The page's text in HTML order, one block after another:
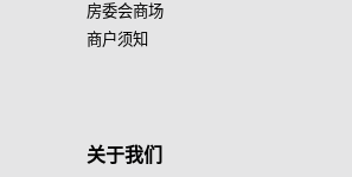
房委会商场
商户须知
关于我们